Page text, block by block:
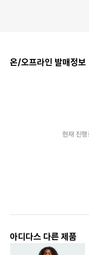
온/오프라인 발매정보
현재 진행
아디다스 다른 제품